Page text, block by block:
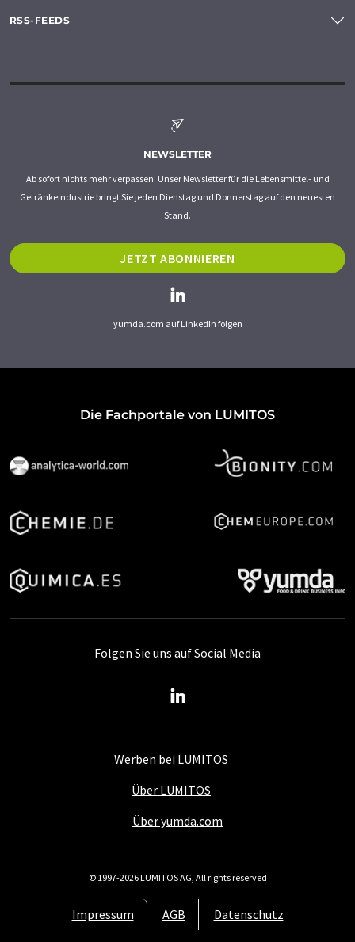
RSS-FEEDS
NEWSLETTER
Ab sofort nichts mehr verpassen: Unser Newsletter für die Lebensmittel- und
Getränkeindustrie bringt Sie jeden Dienstag und Donnerstag auf den neuesten
Stand.
JETZT ABONNIEREN
yumda.com auf LinkedIn folgen
Die Fachportale von LUMITOS
Werben bei LUMITOS
Über LUMITOS
Über yumda.com
Impressum AGB Datenschutz
Folgen Sie uns auf Social Media
© 1997-2026 LUMITOS AG, All rights reserved